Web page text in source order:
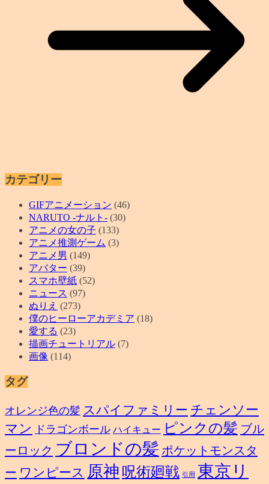
カテゴリー
GIFアニメーション (46)
NARUTO -ナルト- (30)
アニメの女の子 (133)
アニメ推測ゲーム (3)
アニメ男 (149)
アバター (39)
スマホ壁紙 (52)
ニュース (97)
ぬりえ (273)
僕のヒーローアカデミア (18)
愛する (23)
描画チュートリアル (7)
画像 (114)
タグ
オレンジ色の髪 スパイファミリー チェンソー
マン
ドラゴンボール ハイキュー ピンクの髪 ブル
ーロック ブロンドの髪 ポケットモンスタ
ー ワンピース 原神 呪術廻戦 引用
東京リ